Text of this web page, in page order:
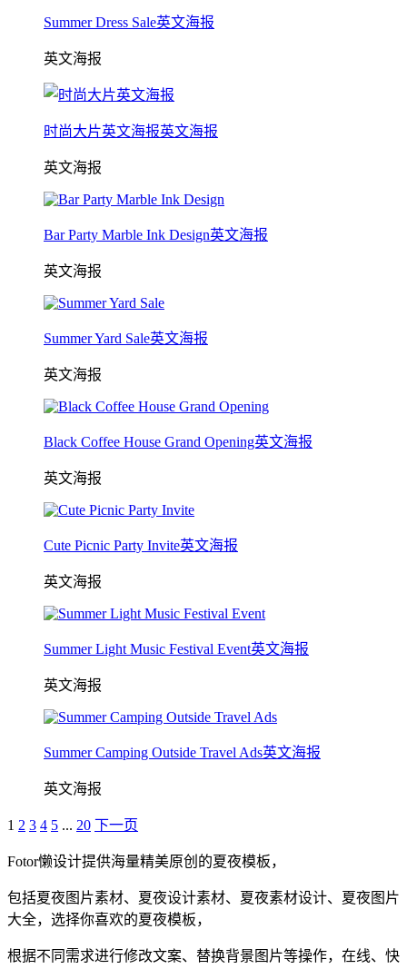
Summer Dress Sale英文海报
英文海报
时尚大片英文海报英文海报
英文海报
Bar Party Marble Ink Design英文海报
英文海报
Summer Yard Sale英文海报
英文海报
Black Coffee House Grand Opening英文海报
英文海报
Cute Picnic Party Invite英文海报
英文海报
Summer Light Music Festival Event英文海报
英文海报
Summer Camping Outside Travel Ads英文海报
英文海报
1 2 3 4 5 ... 20 下一页
Fotor懒设计提供海量精美原创的夏夜模板，
包括夏夜 图片素材、 夏夜设计素材、 夏夜素材设计、 夏夜 图片
大全，选择你喜欢的夏夜模板，
根据不同需求进行修改文案、替换背景图片等操作，在线、快